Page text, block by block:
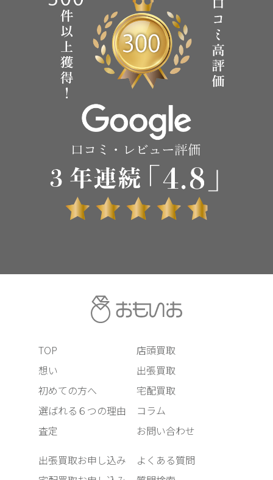
TOP
想い
初めての方へ
選ばれる６つの理由
査定
店頭買取
出張買取
宅配買取
コラム
お問い合わせ
出張買取お申し込み
よくある質問